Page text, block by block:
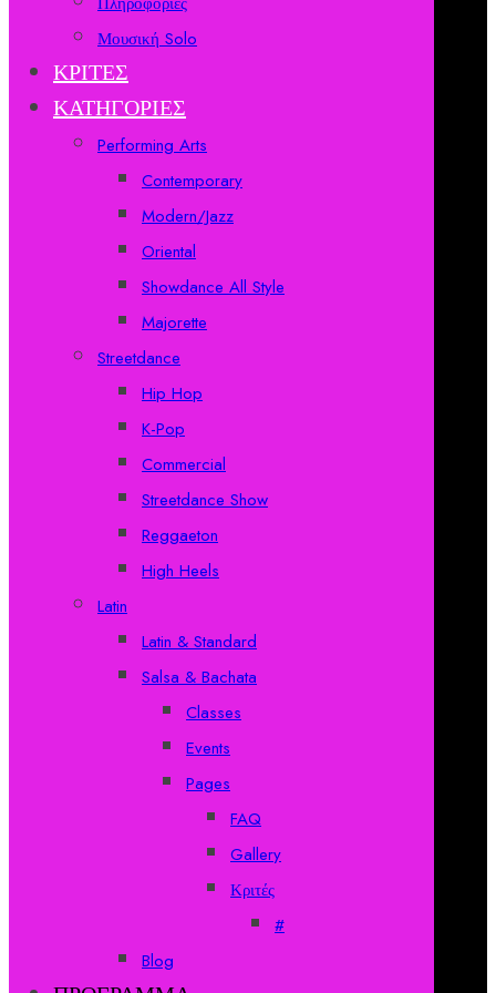
Μουσική Solo
ΚΡΙΤΕΣ
ΚΑΤΗΓΟΡΙΕΣ
Performing Arts
Contemporary
Modern/Jazz
Oriental
Showdance All Style
Majorette
Streetdance
Hip Hop
K-Pop
Commercial
Streetdance Show
Reggaeton
High Heels
Latin
Latin & Standard
Salsa & Bachata
Classes
Events
Pages
FAQ
Gallery
Κριτές
#
Blog